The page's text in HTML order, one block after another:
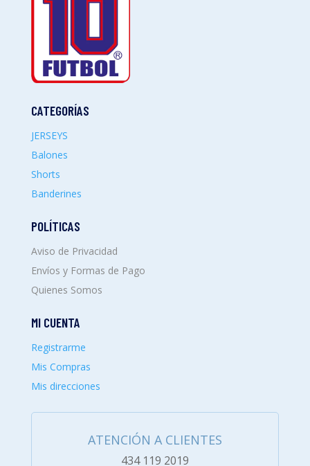
CATEGORÍAS
JERSEYS
Balones
Shorts
Banderines
POLÍTICAS
Aviso de Privacidad
Envíos y Formas de Pago
Quienes Somos
MI CUENTA
Registrarme
Mis Compras
Mis direcciones
ATENCIÓN A CLIENTES
434 119 2019